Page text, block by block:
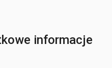
informacje